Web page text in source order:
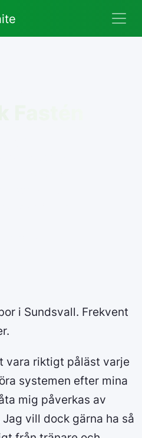
i Sundsvall. Frekvent
vara riktigt påläst varje
systemen efter mina
mig påverkas av
vill dock gärna ha så